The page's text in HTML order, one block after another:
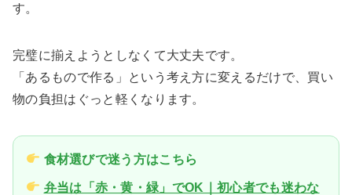
す。
完璧に揃えようとしなくて大丈夫です。
「あるもので作る」という考え方に変えるだけで、買い
物の負担はぐっと軽くなります。
食材選びで迷う方はこちら
弁当は「赤・黄・緑」でOK｜初心者でも迷わな